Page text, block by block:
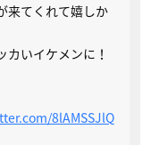
来てくれて嬉しか
いイケメンに！
8lAMSSJlQ